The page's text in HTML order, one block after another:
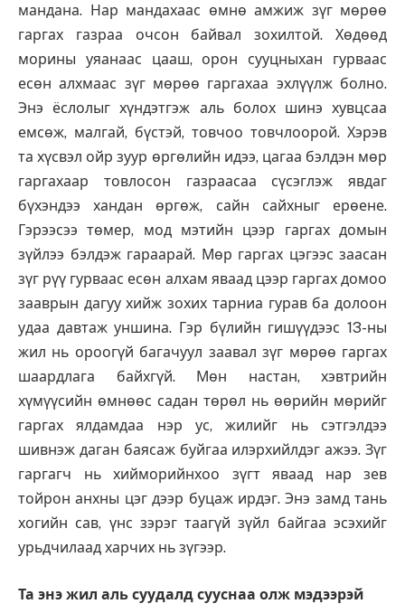
мандана. Нар мандахаас өмнө амжиж зүг мөрөө
гаргах газраа очсон байвал зохилтой. Хөдөөд
морины уяанаас цааш, орон сууцныхан гурваас
есөн алхмаас зүг мөрөө гаргахаа эхлүүлж болно.
Энэ ёслолыг хүндэтгэж аль болох шинэ хувцсаа
емсөж, малгай, бүстэй, товчоо товчлоорой. Хэрэв
та хүсвэл ойр зуур өргөлийн идээ, цагаа бэлдэн мөр
гаргахаар товлосон газраасаа сүсэглэж явдаг
бүхэндээ хандан өргөж, сайн сайхныг ерөене.
Гэрээсээ төмер, мод мэтийн цээр гаргах домын
зүйлээ бэлдэж гараарай. Мөр гаргах цэгээс заасан
зүг рүү гурваас есөн алхам яваад цээр гаргах домоо
зааврын дагуу хийж зохих тарниа гурав ба долоон
удаа давтаж уншина. Гэр бүлийн гишүүдээс 13-ны
жил нь ороогүй багачуул заавал зүг мөрөө гаргах
шаардлага байхгүй. Мөн настан, хэвтрийн
хүмүүсийн өмнөөс садан төрөл нь өөрийн мөрийг
гаргах ялдамдаа нэр ус, жилийг нь сэтгэлдээ
шивнэж даган баясаж буйгаа илэрхийлдэг ажээ. Зүг
гаргагч нь хийморийнхоо зүгт яваад нар зев
тойрон анхны цэг дээр буцаж ирдэг. Энэ замд тань
хогийн сав, үнс зэрэг таагүй зүйл байгаа эсэхийг
урьдчилаад харчих нь зүгээр.
Та энэ жил аль суудалд сууснаа олж мэдээрэй